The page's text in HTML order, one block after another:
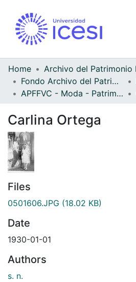
Home
Fondo Archivo del Patrimonio Fotográfico y Fílmico del Valle del Cauca
APFFVC - Moda - Patrimonial
Carlina Ortega
Files
0501606.JPG (18.02 KB)
Date
1930-01-01
Authors
s. n.